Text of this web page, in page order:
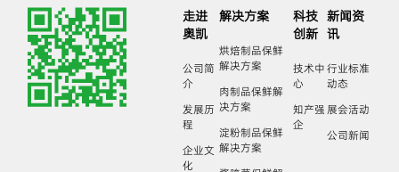
走进
奥凯
公司简
介
发展历
程
企业文
化
解决方案
烘焙制品保鲜
解决方案
肉制品保鲜解
决方案
淀粉制品保鲜
解决方案
科技
创新
技术中
心
知产强
企
新闻资
讯
行业标准
动态
展会活动
公司新闻